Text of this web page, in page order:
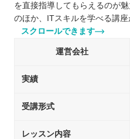
を直接指導してもらえるのが
のほか、ITスキルを学べる講座
スクロールできます
運営会社
実績
受講形式
レッスン内容